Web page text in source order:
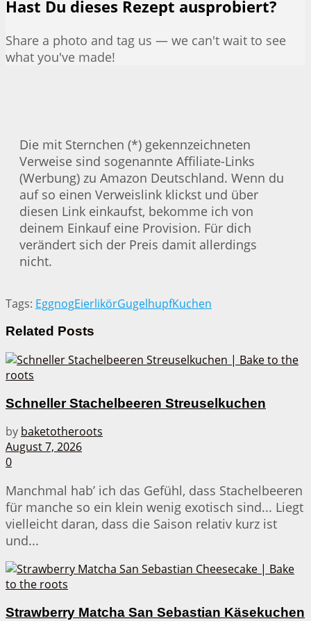
Hast Du dieses Rezept ausprobiert?
Share a photo and tag us — we can't wait to see
what you've made!
Die mit Sternchen (*) gekennzeichneten
Verweise sind sogenannte Affiliate-Links
(Werbung) zu Amazon Deutschland. Wenn du
auf so einen Verweislink klickst und über
diesen Link einkaufst, bekomme ich von
deinem Einkauf eine Provision. Für dich
verändert sich der Preis damit allerdings
nicht.
Tags: EggnogEierlikörGugelhupfKuchen
Related Posts
Schneller Stachelbeeren Streuselkuchen
by baketotheroots
August 7, 2026
0
Manchmal hab’ ich das Gefühl, dass Stachelbeeren
für manche so ein klein wenig exotisch sind... Liegt
vielleicht daran, dass die Saison relativ kurz ist
und...
Strawberry Matcha San Sebastian Käsekuchen